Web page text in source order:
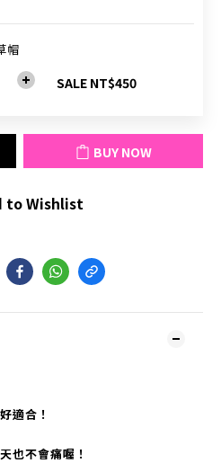
帽
SALE NT$450
BUY NOW
to Wishlist
適合！
也不會痛喔！